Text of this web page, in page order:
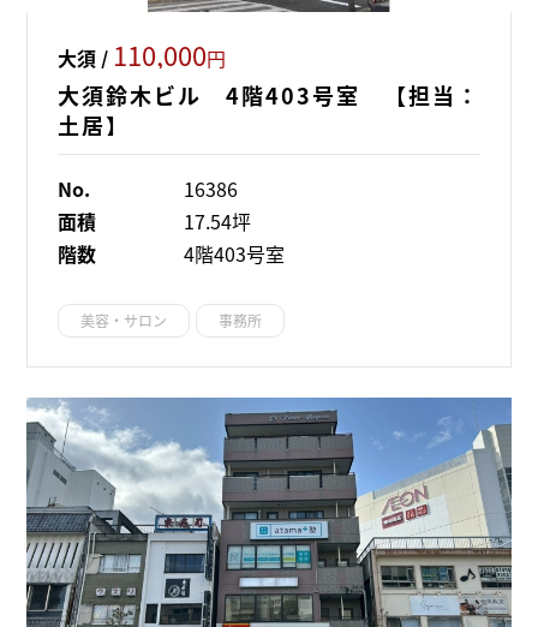
大須 / 110,000円
大須鈴木ビル 4階403号室 【担当：
土居】
No.
16386
面積
17.54坪
階数
4階403号室
美容・サロン 事務所